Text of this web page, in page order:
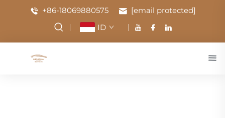
+86-18069880575
[email protected]
ID